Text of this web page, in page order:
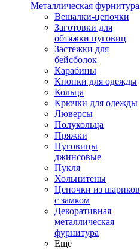
Металлическая фурнитура
Вешалки-цепочки
Заготовки для
обтяжки пуговиц
Застежки для
бейсболок
Карабины
Кнопки для одежды
Кольца
Крючки для одежды
Люверсы
Полукольца
Пряжки
Пуговицы
джинсовые
Пукля
Хольнитены
Цепочки из шариков
с замком
Декоративная
металлическая
фурнитура
Ещё